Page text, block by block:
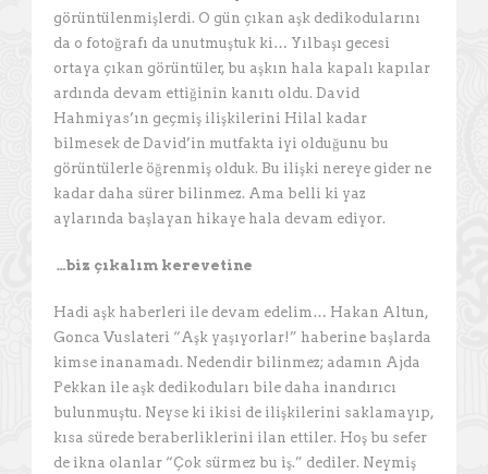
görüntülenmişlerdi. O gün çıkan aşk dedikodularını
da o fotoğrafı da unutmuştuk ki… Yılbaşı gecesi
ortaya çıkan görüntüler, bu aşkın hala kapalı kapılar
ardında devam ettiğinin kanıtı oldu. David
Hahmiyas’ın geçmiş ilişkilerini Hilal kadar
bilmesek de David’in mutfakta iyi olduğunu bu
görüntülerle öğrenmiş olduk. Bu ilişki nereye gider ne
kadar daha sürer bilinmez. Ama belli ki yaz
aylarında başlayan hikaye hala devam ediyor.
…biz çıkalım kerevetine
Hadi aşk haberleri ile devam edelim… Hakan Altun,
Gonca Vuslateri “Aşk yaşıyorlar!” haberine başlarda
kimse inanamadı. Nedendir bilinmez; adamın Ajda
Pekkan ile aşk dedikoduları bile daha inandırıcı
bulunmuştu. Neyse ki ikisi de ilişkilerini saklamayıp,
kısa sürede beraberliklerini ilan ettiler. Hoş bu sefer
de ikna olanlar “Çok sürmez bu iş.” dediler. Neymiş